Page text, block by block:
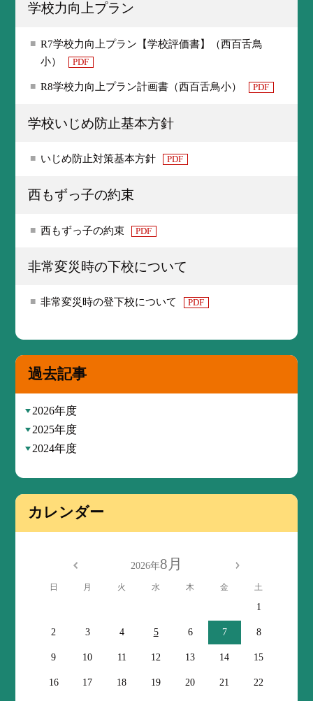
学校力向上プラン
R7学校力向上プラン【学校評価書】（西百舌鳥
小）
PDF
R8学校力向上プラン計画書（西百舌鳥小） PDF
学校いじめ防止基本方針
いじめ防止対策基本方針 PDF
西もずっ子の約束
西もずっ子の約束 PDF
非常変災時の下校について
非常変災時の登下校について PDF
過去記事
2026年度
2025年度
2024年度
カレンダー
2026年8月
日 月 火 水 木 金 土
1
2 3 4 5 6 7 8
9 10 11 12 13 14 15
16 17 18 19 20 21 22